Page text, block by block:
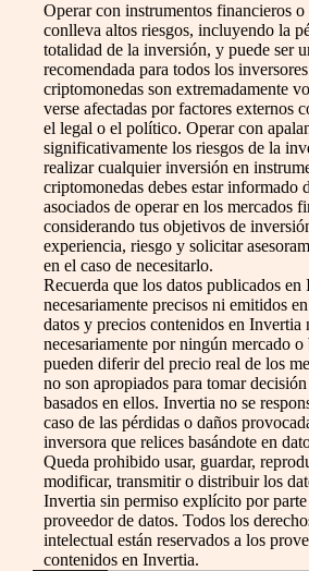
Operar con instrumentos financieros
conlleva altos riesgos, incluyendo la
totalidad de la inversión, y puede ser
recomendada para todos los
criptomonedas son extremadamente
verse afectadas por factores externos
el legal o el político. Operar con
significativamente los riesgos de la
realizar cualquier inversión en
criptomonedas debes estar informado
asociados de operar en los mercados
considerando tus objetivos de
experiencia, riesgo y solicitar
en el caso de necesitarlo.
Recuerda que los datos publicados en
necesariamente precisos ni emitidos
datos y precios contenidos en Invertia
necesariamente por ningún mercado
pueden diferir del precio real de los
no son apropiados para tomar
basados en ellos. Invertia no se
caso de las pérdidas o daños
inversora que relices basándote en
Queda prohibido usar, guardar,
modificar, transmitir o distribuir los
Invertia sin permiso explícito por
proveedor de datos. Todos los
intelectual están reservados a los
contenidos en Invertia.